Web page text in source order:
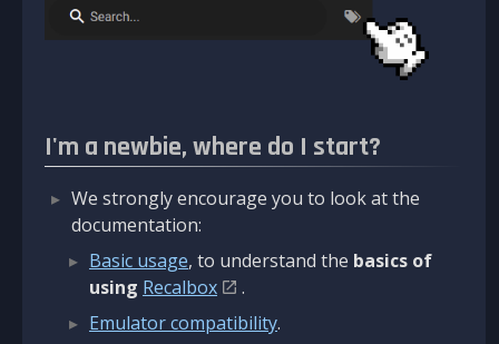
I'm a newbie, where do I start?
We strongly encourage you to look at the
documentation:
Basic usage, to understand the basics of
using Recalbox
.
Emulator compatibility.